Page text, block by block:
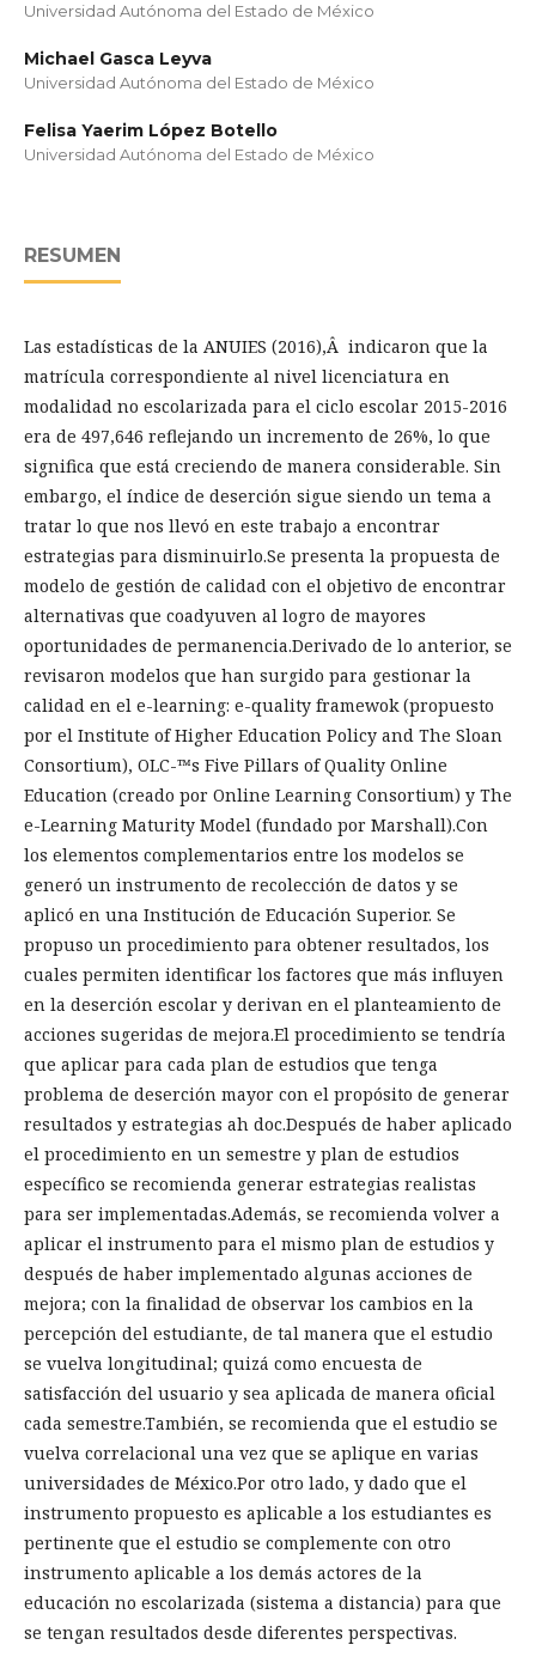
Universidad Autónoma del Estado de México
Michael Gasca Leyva
Universidad Autónoma del Estado de México
Felisa Yaerim López Botello
Universidad Autónoma del Estado de México
RESUMEN
Las estadísticas de la ANUIES (2016),Â indicaron que la
matrícula correspondiente al nivel licenciatura en
modalidad no escolarizada para el ciclo escolar 2015-2016
era de 497,646 reflejando un incremento de 26%, lo que
significa que está creciendo de manera considerable. Sin
embargo, el índice de deserción sigue siendo un tema a
tratar lo que nos llevó en este trabajo a encontrar
estrategias para disminuirlo.Se presenta la propuesta de
modelo de gestión de calidad con el objetivo de encontrar
alternativas que coadyuven al logro de mayores
oportunidades de permanencia.Derivado de lo anterior, se
revisaron modelos que han surgido para gestionar la
calidad en el e-learning: e-quality framewok (propuesto
por el Institute of Higher Education Policy and The Sloan
Consortium), OLC-™s Five Pillars of Quality Online
Education (creado por Online Learning Consortium) y The
e-Learning Maturity Model (fundado por Marshall).Con
los elementos complementarios entre los modelos se
generó un instrumento de recolección de datos y se
aplicó en una Institución de Educación Superior. Se
propuso un procedimiento para obtener resultados, los
cuales permiten identificar los factores que más influyen
en la deserción escolar y derivan en el planteamiento de
acciones sugeridas de mejora.El procedimiento se tendría
que aplicar para cada plan de estudios que tenga
problema de deserción mayor con el propósito de generar
resultados y estrategias ah doc.Después de haber aplicado
el procedimiento en un semestre y plan de estudios
específico se recomienda generar estrategias realistas
para ser implementadas.Además, se recomienda volver a
aplicar el instrumento para el mismo plan de estudios y
después de haber implementado algunas acciones de
mejora; con la finalidad de observar los cambios en la
percepción del estudiante, de tal manera que el estudio
se vuelva longitudinal; quizá como encuesta de
satisfacción del usuario y sea aplicada de manera oficial
cada semestre.También, se recomienda que el estudio se
vuelva correlacional una vez que se aplique en varias
universidades de México.Por otro lado, y dado que el
instrumento propuesto es aplicable a los estudiantes es
pertinente que el estudio se complemente con otro
instrumento aplicable a los demás actores de la
educación no escolarizada (sistema a distancia) para que
se tengan resultados desde diferentes perspectivas.